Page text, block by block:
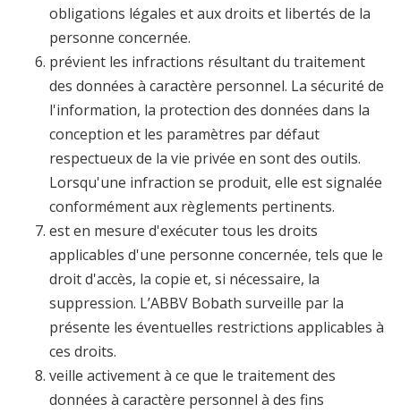
obligations légales et aux droits et libertés de la
personne concernée.
prévient les infractions résultant du traitement
des données à caractère personnel. La sécurité de
l'information, la protection des données dans la
conception et les paramètres par défaut
respectueux de la vie privée en sont des outils.
Lorsqu'une infraction se produit, elle est signalée
conformément aux règlements pertinents.
est en mesure d'exécuter tous les droits
applicables d'une personne concernée, tels que le
droit d'accès, la copie et, si nécessaire, la
suppression. L’ABBV Bobath surveille par la
présente les éventuelles restrictions applicables à
ces droits.
veille activement à ce que le traitement des
données à caractère personnel à des fins